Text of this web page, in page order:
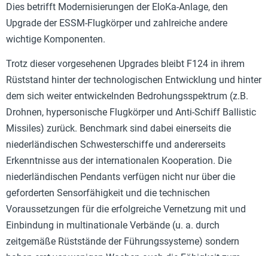
Dies betrifft Modernisierungen der EloKa-Anlage, den
Upgrade der ESSM-Flugkörper und zahlreiche andere
wichtige Komponenten.
Trotz dieser vorgesehenen Upgrades bleibt F124 in ihrem
Rüststand hinter der technologischen Entwicklung und hinter
dem sich weiter entwickelnden Bedrohungsspektrum (z.B.
Drohnen, hypersonische Flugkörper und Anti-Schiff Ballistic
Missiles) zurück. Benchmark sind dabei einerseits die
niederländischen Schwesterschiffe und andererseits
Erkenntnisse aus der internationalen Kooperation. Die
niederländischen Pendants verfügen nicht nur über die
geforderten Sensorfähigkeit und die technischen
Voraussetzungen für die erfolgreiche Vernetzung mit und
Einbindung in multinationale Verbände (u. a. durch
zeitgemäße Rüststände der Führungssysteme) sondern